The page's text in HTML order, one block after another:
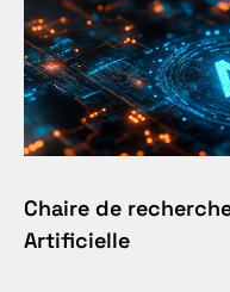
Chaire de
Artificielle